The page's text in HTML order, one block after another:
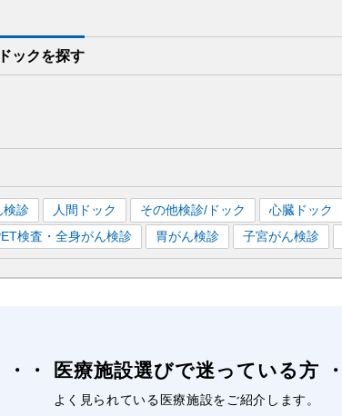
ックを探す
検診 人間ドック その他検診/ドック 心臓ドック
検査・全身がん検診 胃がん検診 子宮がん検診
医療施設選びで迷っている方
よく見られている医療施設をご紹介します。